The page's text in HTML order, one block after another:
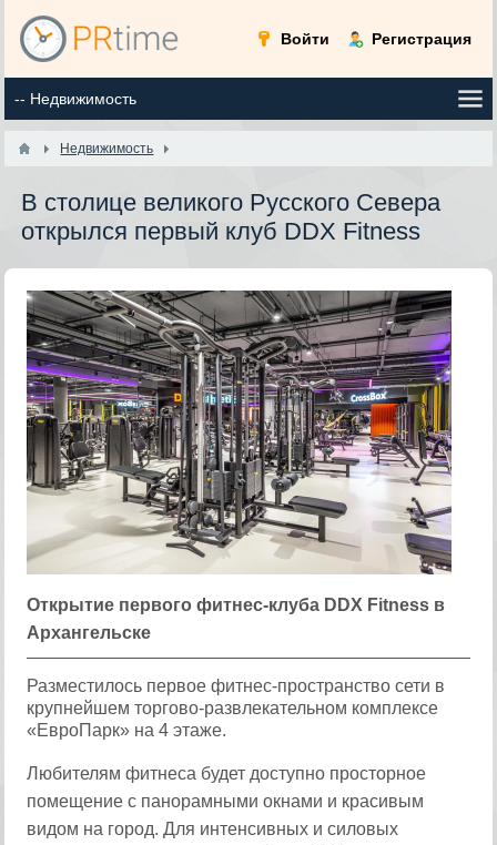
Войти Регистрация
Недвижимость
В столице великого Русского Севера
открылся первый клуб DDX Fitness
Открытие первого фитнес-клуба DDX Fitness в
Архангельске
Разместилось первое фитнес-пространство сети в
крупнейшем торгово-развлекательном комплексе
«ЕвроПарк» на 4 этаже.
Любителям фитнеса будет доступно просторное
помещение с панорамными окнами и красивым
видом на город. Для интенсивных и силовых